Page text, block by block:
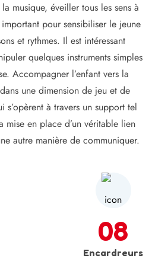
musique, éveiller tous les sens à
pour sensibiliser le jeune
et rythmes. Il est intéressant
quelques instruments simples
Accompagner l’enfant vers la
une dimension de jeu et de
s’opèrent à travers un support tel
mise en place d’un véritable lien
autre manière de communiquer.
08
Encardreurs